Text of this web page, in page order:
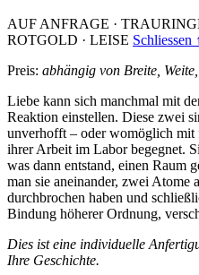
AUF ANFRAGE ·
ROTGOLD · LEISE Schliessen
Preis: abhängig von Breite,
Liebe kann sich manchmal mit
Reaktion einstellen. Diese zwei
unverhofft – oder womöglich mit
ihrer Arbeit im Labor begegnet.
was dann entstand, einen Raum
man sie aneinander, zwei Atome
durchbrochen haben und
Bindung höherer Ordnung,
Dies ist eine individuelle
Ihre Geschichte.